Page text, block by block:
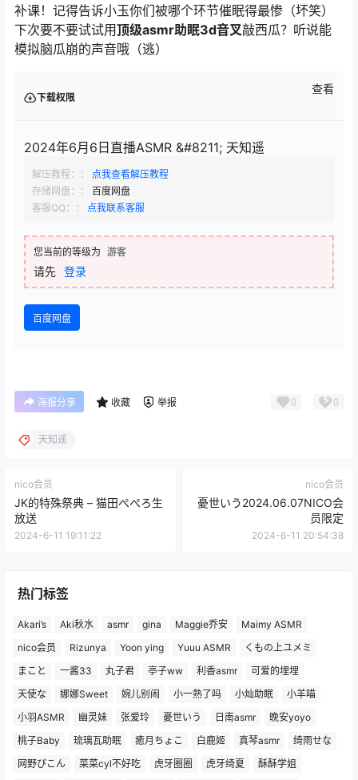
补课！记得告诉小玉你们被哪个环节催眠得最惨（坏笑）
下次要不要试试用顶级asmr助眠3d音叉敲西瓜？听说能
模拟脑瓜崩的声音哦（逃）
下载权限
查看
2024年6月6日直播ASMR &#8211; 天知遥
解压教程：：
点我查看解压教程
存储网盘：：
百度网盘
客服QQ：：
点我联系客服
您当前的等级为 游客
请先 登录
百度网盘
海报分享 收藏 举报 0 0
天知遥
nico会员
JK的特殊祭典 – 猫田ぺぺろ生
放送
2024-6-11 19:11:22
nico会员
憂世いう2024.06.07NICO会
员限定
2024-6-11 20:54:38
热门标签
Akari’s Aki秋水 asmr gina Maggie乔安
Maimy ASMR
nico会员
Rizunya Yoon ying Yuuu ASMR
くもの上ユメミ
まこと
一酱33 丸子君 亭子ww 利香asmr
可爱的埋埋
天使な
娜娜Sweet 婉儿别闹 小一熟了吗 小灿助眠
小羊喵
小羽ASMR
幽灵妹 张爱玲 憂世いう 日南asmr
晚安yoyo
桃子Baby
琉璃瓦助眠 癒月ちょこ 白鹿姬 真琴asmr
绮雨せな
网野ぴこん
菜菜cyl不好吃 虎牙圈圈 虎牙绮夏 酥酥学姐